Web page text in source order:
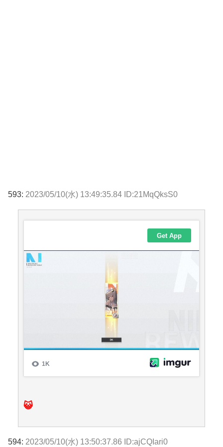
593: 2023/05/10(水) 13:49:35.84 ID:21MqQksS0
😺
594: 2023/05/10(水) 13:50:37.86 ID:ajCQIari0